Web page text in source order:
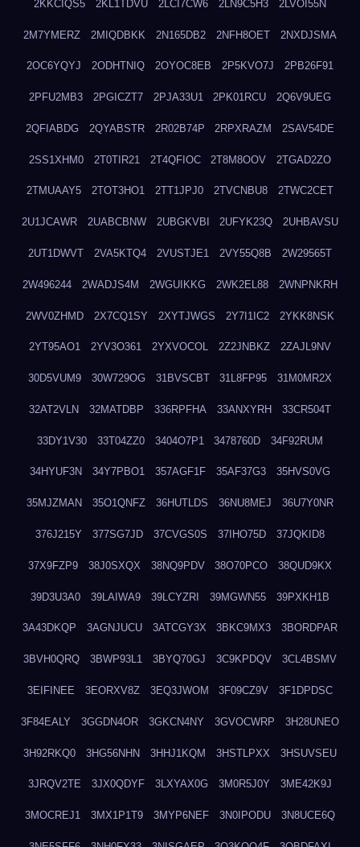
2KKCIQS5 2KL1TDVU 2LCI7CW6 2LN9C5H3 2LVOI55N
2M7YMERZ 2MIQDBKK 2N165DB2 2NFH8OET 2NXDJSMA
2OC6YQYJ 2ODHTNIQ 2OYOC8EB 2P5KVO7J 2PB26F91
2PFU2MB3 2PGICZT7 2PJA33U1 2PK01RCU 2Q6V9UEG
2QFIABDG 2QYABSTR 2R02B74P 2RPXRAZM 2SAV54DE
2SS1XHM0 2T0TIR21 2T4QFIOC 2T8M8OOV 2TGAD2ZO
2TMUAAY5 2TOT3HO1 2TT1JPJ0 2TVCNBU8 2TWC2CET
2U1JCAWR 2UABCBNW 2UBGKVBI 2UFYK23Q 2UHBAVSU
2UT1DWVT 2VA5KTQ4 2VUSTJE1 2VY55Q8B 2W29565T
2W496244 2WADJS4M 2WGUIKKG 2WK2EL88 2WNPNKRH
2WV0ZHMD 2X7CQ1SY 2XYTJWGS 2Y7I1IC2 2YKK8NSK
2YT95AO1 2YV3O361 2YXVOCOL 2Z2JNBKZ 2ZAJL9NV
30D5VUM9 30W729OG 31BVSCBT 31L8FP95 31M0MR2X
32AT2VLN 32MATDBP 336RPFHA 33ANXYRH 33CR504T
33DY1V30 33T04ZZ0 3404O7P1 3478760D 34F92RUM
34HYUF3N 34Y7PBO1 357AGF1F 35AF37G3 35HVS0VG
35MJZMAN 35O1QNFZ 36HUTLDS 36NU8MEJ 36U7Y0NR
376J215Y 377SG7JD 37CVGS0S 37IHO75D 37JQKID8
37X9FZP9 38J0SXQX 38NQ9PDV 38O70PCO 38QUD9KX
39D3U3A0 39LAIWA9 39LCYZRI 39MGWN55 39PXKH1B
3A43DKQP 3AGNJUCU 3ATCGY3X 3BKC9MX3 3BORDPAR
3BVH0QRQ 3BWP93L1 3BYQ70GJ 3C9KPDQV 3CL4BSMV
3EIFINEE 3EORXV8Z 3EQ3JWOM 3F09CZ9V 3F1DPDSC
3F84EALY 3GGDN4OR 3GKCN4NY 3GVOCWRP 3H28UNEO
3H92RKQ0 3HG56NHN 3HHJ1KQM 3HSTLPXX 3HSUVSEU
3JRQV2TE 3JX0QDYF 3LXYAX0G 3M0R5J0Y 3ME42K9J
3MOCREJ1 3MX1P1T9 3MYP6NEF 3N0IPODU 3N8UCE6Q